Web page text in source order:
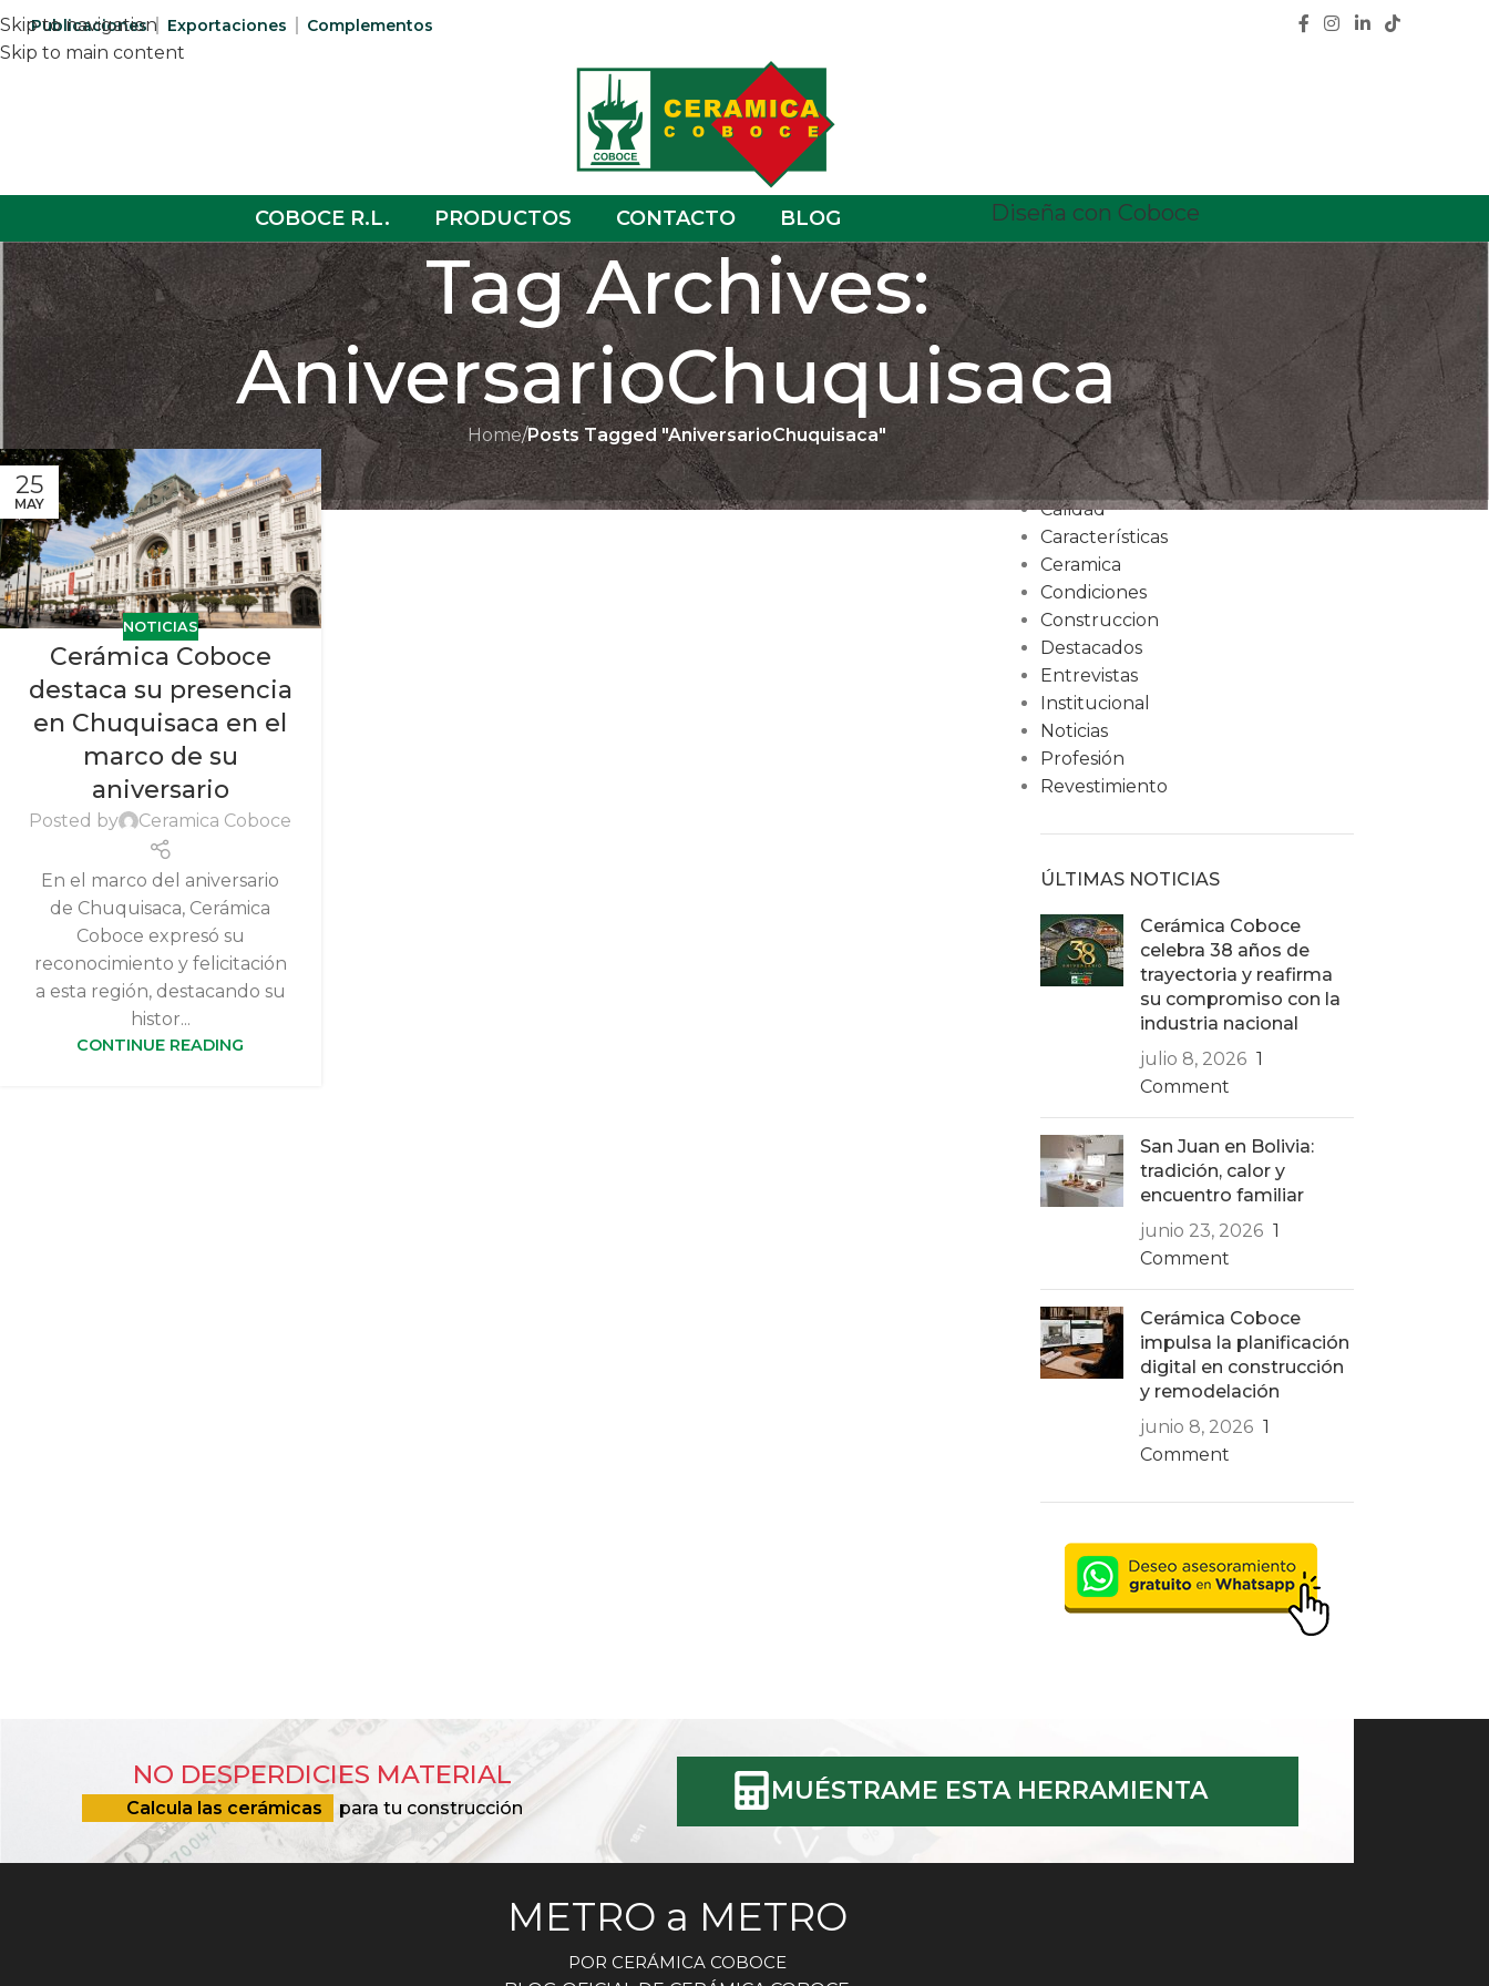
Skip to navigation
Skip to main content
Publicaciones Exportaciones Complementos
COBOCE R.L. PRODUCTOS CONTACTO BLOG Diseña con Coboce
Tag Archives:
AniversarioChuquisaca
Home/Posts Tagged "AniversarioChuquisaca"
25
MAY
NOTICIAS
Cerámica Coboce
destaca su presencia
en Chuquisaca en el
marco de su
aniversario
Posted by Ceramica Coboce
En el marco del aniversario
de Chuquisaca, Cerámica
Coboce expresó su
reconocimiento y felicitación
a esta región, destacando su
histor...
CONTINUE READING
CATEGORÍAS
Calidad
Características
Ceramica
Condiciones
Construccion
Destacados
Entrevistas
Institucional
Noticias
Profesión
Revestimiento
ÚLTIMAS NOTICIAS
Cerámica Coboce
celebra 38 años de
trayectoria y reafirma
su compromiso con la
industria nacional
julio 8, 2026 1
Comment
San Juan en Bolivia:
tradición, calor y
encuentro familiar
junio 23, 2026 1
Comment
Cerámica Coboce
impulsa la planificación
digital en construcción
y remodelación
junio 8, 2026 1
Comment
NO DESPERDICIES MATERIAL
Calcula las cerámicas para tu construcción
MUÉSTRAME ESTA HERRAMIENTA
METRO a METRO
POR CERÁMICA COBOCE